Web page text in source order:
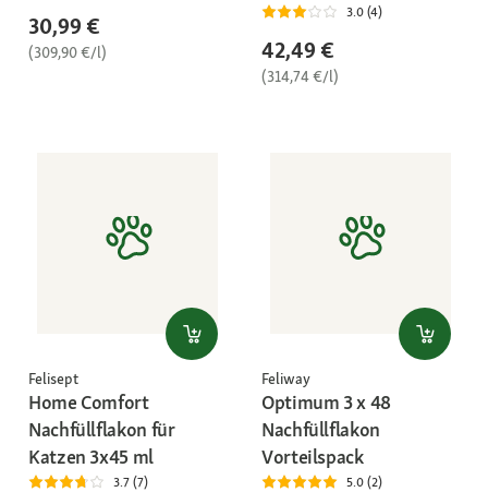
30,99 €
(309,90 €/l)
3.0 (4)
42,49 €
(314,74 €/l)
Felisept
Home Comfort
Nachfüllflakon für
Katzen 3x45 ml
3.7 (7)
Feliway
Optimum 3 x 48
Nachfüllflakon
Vorteilspack
5.0 (2)